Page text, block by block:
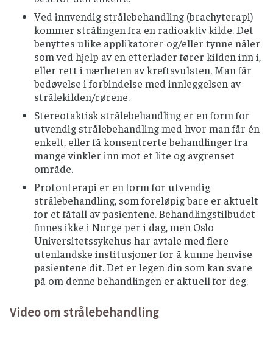
Ved innvendig strålebehandling (brachyterapi)
kommer strålingen fra en radioaktiv kilde. Det
benyttes ulike applikatorer og/eller tynne nåler
som ved hjelp av en etterlader fører kilden inn i,
eller rett i nærheten av kreftsvulsten. Man får
bedøvelse i forbindelse med innleggelsen av
strålekilden/rørene.
Stereotaktisk strålebehandling er en form for
utvendig strålebehandling med hvor man får én
enkelt, eller få konsentrerte behandlinger fra
mange vinkler inn mot et lite og avgrenset
område.
Protonterapi er en form for utvendig
strålebehandling, som foreløpig bare er aktuelt
for et fåtall av pasientene. Behandlingstilbudet
finnes ikke i Norge per i dag, men Oslo
Universitetssykehus har avtale med flere
utenlandske institusjoner for å kunne henvise
pasientene dit. Det er legen din som kan svare
på om denne behandlingen er aktuell for deg.
Video om strålebehandling